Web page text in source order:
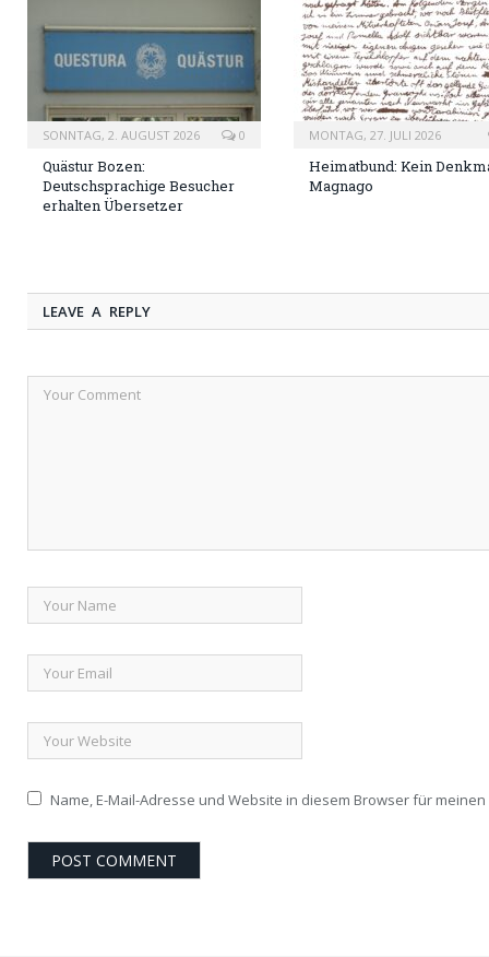
SONNTAG, 2. AUGUST 2026 0
Quästur Bozen:
Deutschsprachige Besucher
erhalten Übersetzer
MONTAG, 27. JULI 2026
Heimatbund: Kein
Magnago
LEAVE A REPLY
Name, E-Mail-Adresse und Website in diesem Browser für